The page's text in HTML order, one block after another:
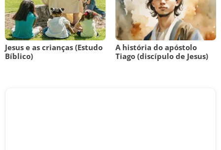
Jesus e as crianças (Estudo
Bíblico)
A história do apóstolo
Tiago (discípulo de Jesus)